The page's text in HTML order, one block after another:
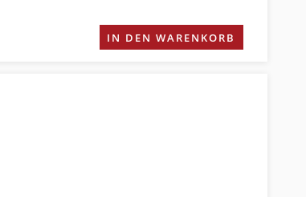
IN DEN WARENKORB